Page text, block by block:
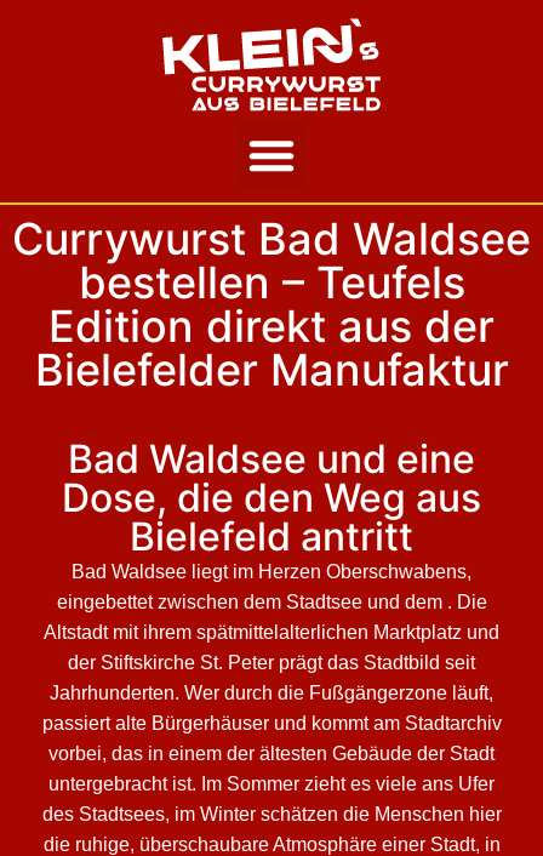
Currywurst Bad Waldsee
bestellen – Teufels
Edition direkt aus der
Bielefelder Manufaktur
Bad Waldsee und eine
Dose, die den Weg aus
Bielefeld antritt
Bad Waldsee liegt im Herzen Oberschwabens,
eingebettet zwischen dem Stadtsee und dem . Die
Altstadt mit ihrem spätmittelalterlichen Marktplatz und
der Stiftskirche St. Peter prägt das Stadtbild seit
Jahrhunderten. Wer durch die Fußgängerzone läuft,
passiert alte Bürgerhäuser und kommt am Stadtarchiv
vorbei, das in einem der ältesten Gebäude der Stadt
untergebracht ist. Im Sommer zieht es viele ans Ufer
des Stadtsees, im Winter schätzen die Menschen hier
die ruhige, überschaubare Atmosphäre einer Stadt, in